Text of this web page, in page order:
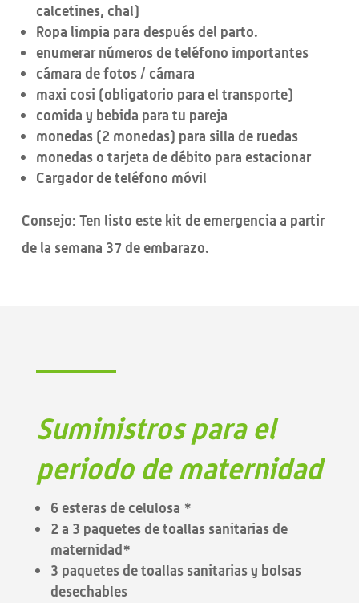
calcetines, chal)
Ropa limpia para después del parto.
enumerar números de teléfono importantes
cámara de fotos / cámara
maxi cosi (obligatorio para el transporte)
comida y bebida para tu pareja
monedas (2 monedas) para silla de ruedas
monedas o tarjeta de débito para estacionar
Cargador de teléfono móvil
Consejo: Ten listo este kit de emergencia a partir
de la semana 37 de embarazo.
Suministros para el
periodo de maternidad
6 esteras de celulosa *
2 a 3 paquetes de toallas sanitarias de
maternidad*
3 paquetes de toallas sanitarias y bolsas
desechables